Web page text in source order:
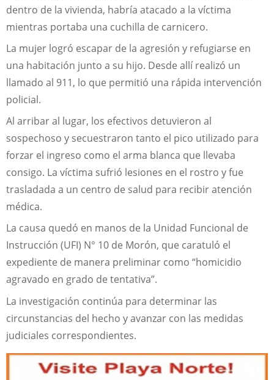
dentro de la vivienda, habría atacado a la víctima
mientras portaba una cuchilla de carnicero.
La mujer logró escapar de la agresión y refugiarse en
una habitación junto a su hijo. Desde allí realizó un
llamado al 911, lo que permitió una rápida intervención
policial.
Al arribar al lugar, los efectivos detuvieron al
sospechoso y secuestraron tanto el pico utilizado para
forzar el ingreso como el arma blanca que llevaba
consigo. La víctima sufrió lesiones en el rostro y fue
trasladada a un centro de salud para recibir atención
médica.
La causa quedó en manos de la Unidad Funcional de
Instrucción (UFI) N° 10 de Morón, que caratuló el
expediente de manera preliminar como “homicidio
agravado en grado de tentativa”.
La investigación continúa para determinar las
circunstancias del hecho y avanzar con las medidas
judiciales correspondientes.